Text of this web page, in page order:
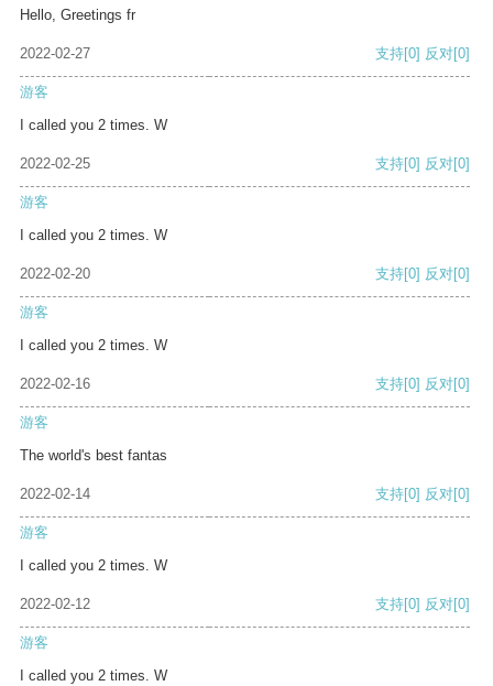
Hello, Greetings fr
2022-02-27 支持[0] 反对[0]
游客
I called you 2 times. W
2022-02-25 支持[0] 反对[0]
游客
I called you 2 times. W
2022-02-20 支持[0] 反对[0]
游客
I called you 2 times. W
2022-02-16 支持[0] 反对[0]
游客
The world's best fantas
2022-02-14 支持[0] 反对[0]
游客
I called you 2 times. W
2022-02-12 支持[0] 反对[0]
游客
I called you 2 times. W